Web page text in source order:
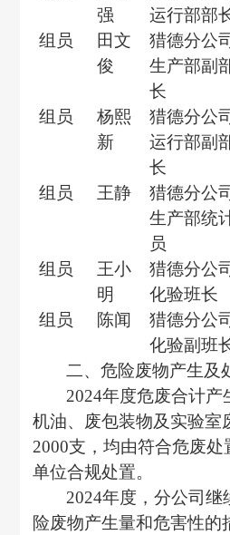
强
运行部部
组员
田文
俊
猎德分公
生产部副
长
组员
杨熙
新
猎德分公
运行部副
长
组员 王静
猎德分公
生产部统
员
组员
王小
明
猎德分公
化验班长
组员 陈闻
猎德分公
化验副班
二、危险废物产生及
2024年度危废合计产
机油、废包装物及实验室
2000支，均由符合危废处
单位合规处置。
2024年度，分公司继
险废物产生量和危害性的